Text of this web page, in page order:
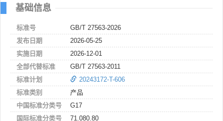
基础信息
标准号
GB/T 27563-2026
发布日期
2026-05-25
实施日期
2026-12-01
全部代替标准
GB/T 27563-2011
标准计划
20243172-T-606
标准类别
产品
中国标准分类号
G17
国际标准分类号
71.080.80